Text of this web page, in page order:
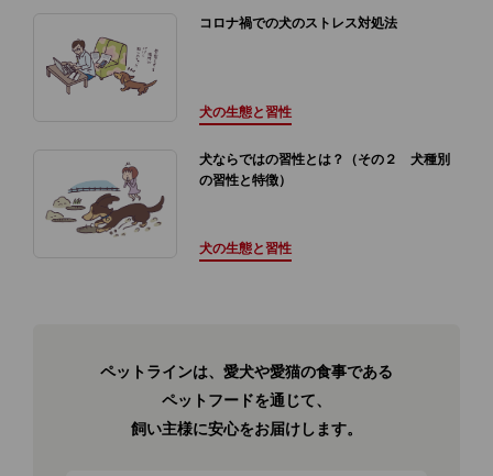
コロナ禍での犬のストレス対処法
犬の生態と習性
犬ならではの習性とは？（その２ 犬種別
の習性と特徴）
犬の生態と習性
ペットラインは、愛犬や愛猫の食事である
ペットフードを通じて、
飼い主様に安心をお届けします。